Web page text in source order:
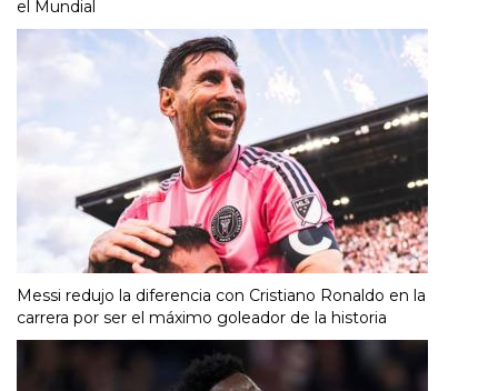
el Mundial
Messi redujo la diferencia con Cristiano Ronaldo en la
carrera por ser el máximo goleador de la historia